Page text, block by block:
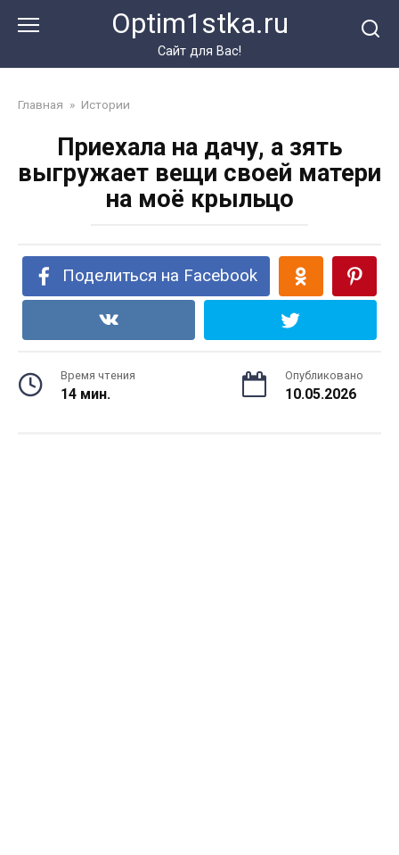
Optim1stka.ru
Сайт для Вас!
Главная » Истории
Приехала на дачу, а зять
выгружает вещи своей матери
на моё крыльцо
Поделиться на Facebook
Время чтения
14 мин.
Опубликовано
10.05.2026